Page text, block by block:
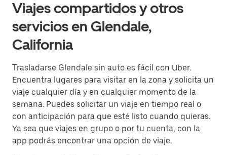
Viajes compartidos y otros
servicios en Glendale,
California
Trasladarse Glendale sin auto es fácil con Uber.
Encuentra lugares para visitar en la zona y solicita un
viaje cualquier día y en cualquier momento de la
semana. Puedes solicitar un viaje en tiempo real o
con anticipación para que esté listo cuando quieras.
Ya sea que viajes en grupo o por tu cuenta, con la
app podrás encontrar una opción de viaje.